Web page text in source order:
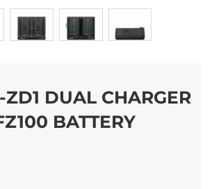
ZD1 DUAL CHARGER
BATTERY